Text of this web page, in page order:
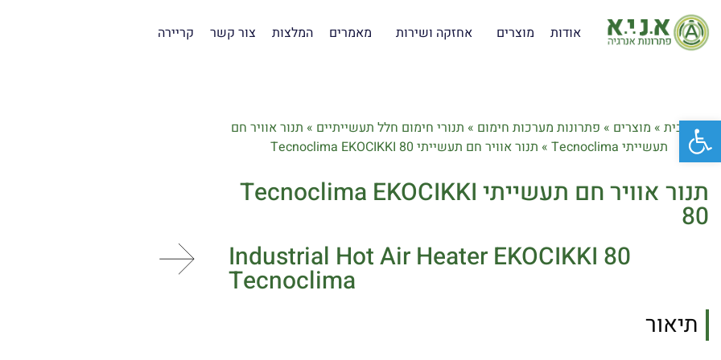
אודות מוצרים אחזקה ושירות מאמרים המלצות צור קשר קריירה
דף הבית » מוצרים » פתרונות מערכות חימום » תנורי חימום חלל תעשייתיים » תנור אוויר חם
תעשייתי Tecnoclima
» תנור אוויר חם תעשייתי Tecnoclima EKOCIKKI 80
תנור אוויר חם תעשייתי Tecnoclima EKOCIKKI
80
Industrial Hot Air Heater EKOCIKKI 80
Tecnoclima
תיאור
פתח סרגל נגישות